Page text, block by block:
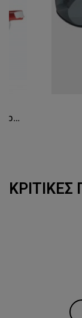
AFFINITY FFP3 PLUS 1131 Respirator